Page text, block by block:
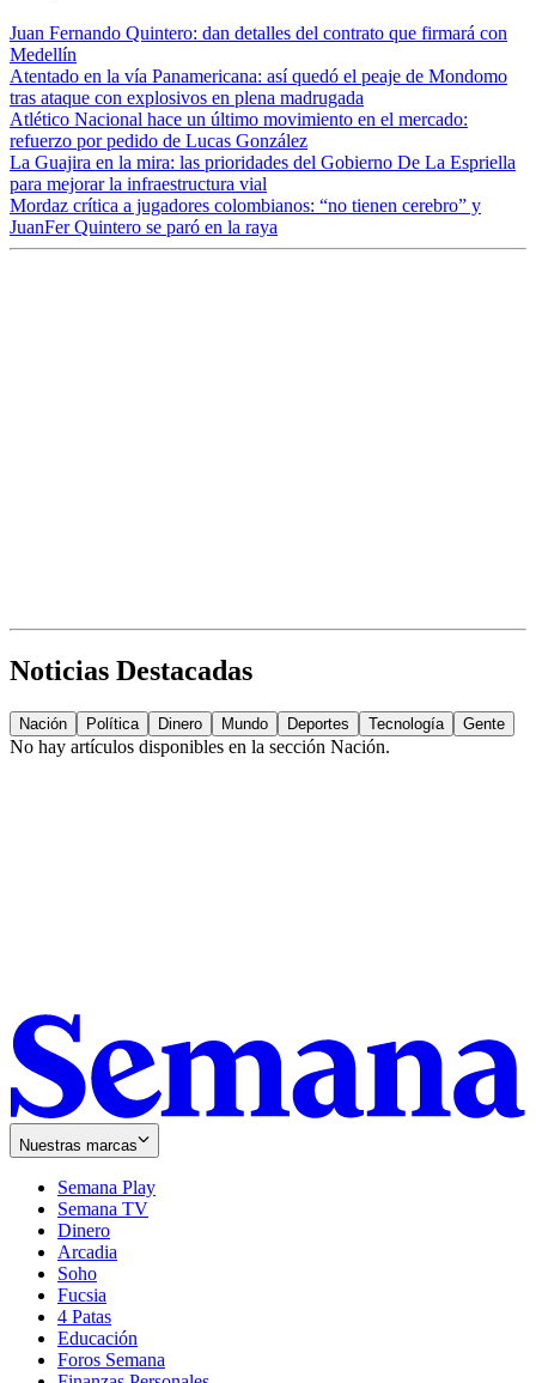
Juan Fernando Quintero: dan detalles del contrato que firmará con
Medellín
Atentado en la vía Panamericana: así quedó el peaje de Mondomo
tras ataque con explosivos en plena madrugada
Atlético Nacional hace un último movimiento en el mercado:
refuerzo por pedido de Lucas González
La Guajira en la mira: las prioridades del Gobierno De La Espriella
para mejorar la infraestructura vial
Mordaz crítica a jugadores colombianos: “no tienen cerebro” y
JuanFer Quintero se paró en la raya
Noticias Destacadas
Nación Política Dinero Mundo Deportes Tecnología Gente
No hay artículos disponibles en la sección Nación.
Nuestras marcas
Semana Play
Semana TV
Dinero
Arcadia
Soho
in
new
window
Fucsia
in
new
window
4 Patas
Educación
Foros Semana